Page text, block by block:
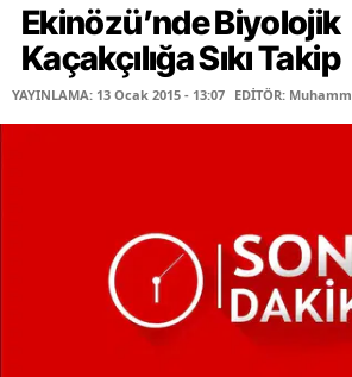
Ekinözü’nde Biyolojik
Kaçakçılığa Sıkı Takip
YAYINLAMA: 13 Ocak 2015 - 13:07 EDİTÖR: